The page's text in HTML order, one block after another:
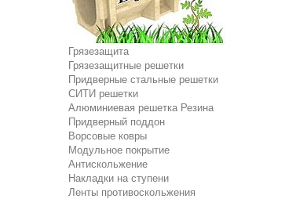
Грязезащита
Грязезащитные решетки
Придверные стальные решетки
СИТИ решетки
Алюминиевая решетка Резина
Придверный поддон
Ворсовые ковры
Модульное покрытие
Антискольжение
Накладки на ступени
Ленты противоскольжения